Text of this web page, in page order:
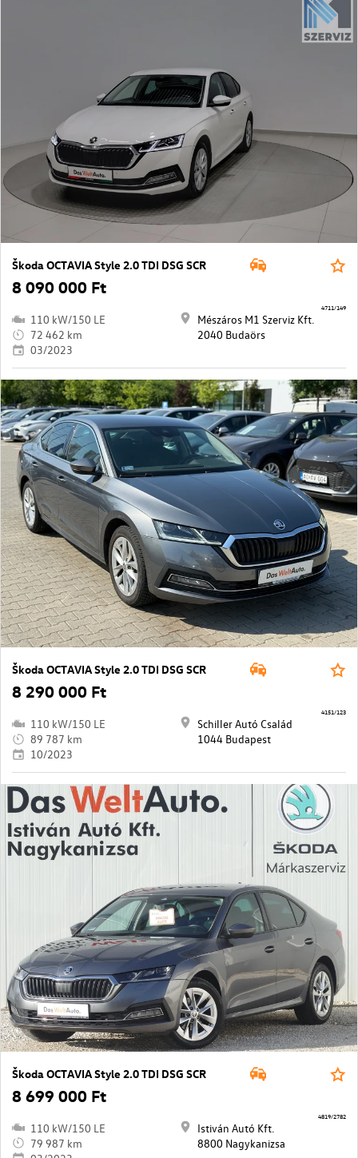
Škoda OCTAVIA Style 2.0 TDI DSG SCR
8 090 000 Ft
110 kW/150 LE
72 462 km
03/2023
Mészáros M1 Szerviz Kft.
2040 Budaörs
4711/149
Škoda OCTAVIA Style 2.0 TDI DSG SCR
8 290 000 Ft
110 kW/150 LE
89 787 km
10/2023
Schiller Autó Család
1044 Budapest
4151/123
Škoda OCTAVIA Style 2.0 TDI DSG SCR
8 699 000 Ft
110 kW/150 LE
79 987 km
Istiván Autó Kft.
8800 Nagykanizsa
4819/2782